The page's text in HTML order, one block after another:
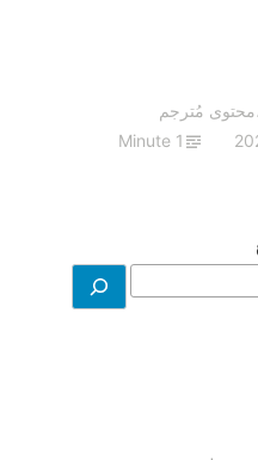
،محتوى مُترجم
1 Minute